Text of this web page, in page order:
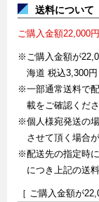
送料について
ご購入金額22,000
※ご購入金額が
海道 税込3,300円
※一部通常送料で
載をご確認くださ
※個人様宛発送の
させて頂く場合
※配送先の指定時
につき上記の送
［ ご購入金額が